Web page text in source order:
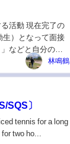
活動 現在完了の
生）となって面接
などと自分の熟
林鳴鶴
SQS〕
tennis for a long
two ho...